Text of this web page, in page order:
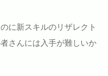
に新スキルのリザレクト
さんには入手が難しいか